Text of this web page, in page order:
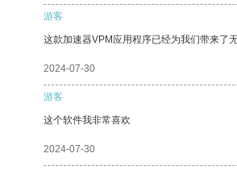
游客
这款加速器VPM应用程序已经为我们带来了
2024-07-30
游客
这个软件我非常喜欢
2024-07-30